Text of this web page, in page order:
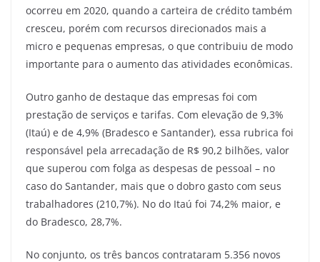
ocorreu em 2020, quando a carteira de crédito também
cresceu, porém com recursos direcionados mais a
micro e pequenas empresas, o que contribuiu de modo
importante para o aumento das atividades econômicas.
Outro ganho de destaque das empresas foi com
prestação de serviços e tarifas. Com elevação de 9,3%
(Itaú) e de 4,9% (Bradesco e Santander), essa rubrica foi
responsável pela arrecadação de R$ 90,2 bilhões, valor
que superou com folga as despesas de pessoal – no
caso do Santander, mais que o dobro gasto com seus
trabalhadores (210,7%). No do Itaú foi 74,2% maior, e
do Bradesco, 28,7%.
No conjunto, os três bancos contrataram 5.356 novos